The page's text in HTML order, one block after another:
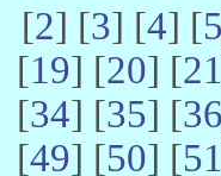
[2] [3] [4] [5
[19] [20] [21
[34] [35] [36
[49] [50] [51